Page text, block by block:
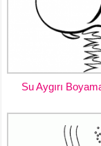
Su Aygırı